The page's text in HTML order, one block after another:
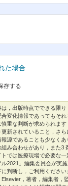
た場合
存する
，出版時点でできる限
変化情報であってもそ
重な判断が求められま
新されていること，さ
源であることも少なく
み合わせがあり，また3
トでは医療現場で必要な
2021」編集委員会が実
判断し，ご利用ください
，著者，編集者，